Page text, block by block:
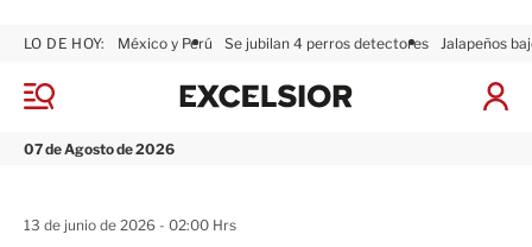
M
n
07 de Agosto de 2026
LO DE HOY: México y Perú Se jubilan 4 perros detectores Jalapeños
I
x
13 de junio de 2026 - 02:00 Hrs